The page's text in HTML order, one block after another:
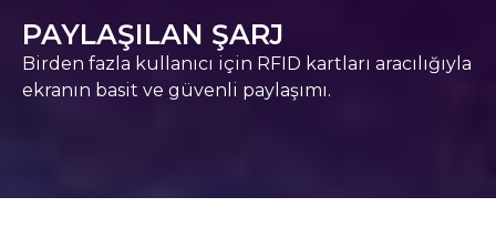
PAYLAŞILAN ŞARJ
Birden fazla kullanıcı için RFID kartları aracılığıyla
ekranın basit ve güvenli paylaşımı.